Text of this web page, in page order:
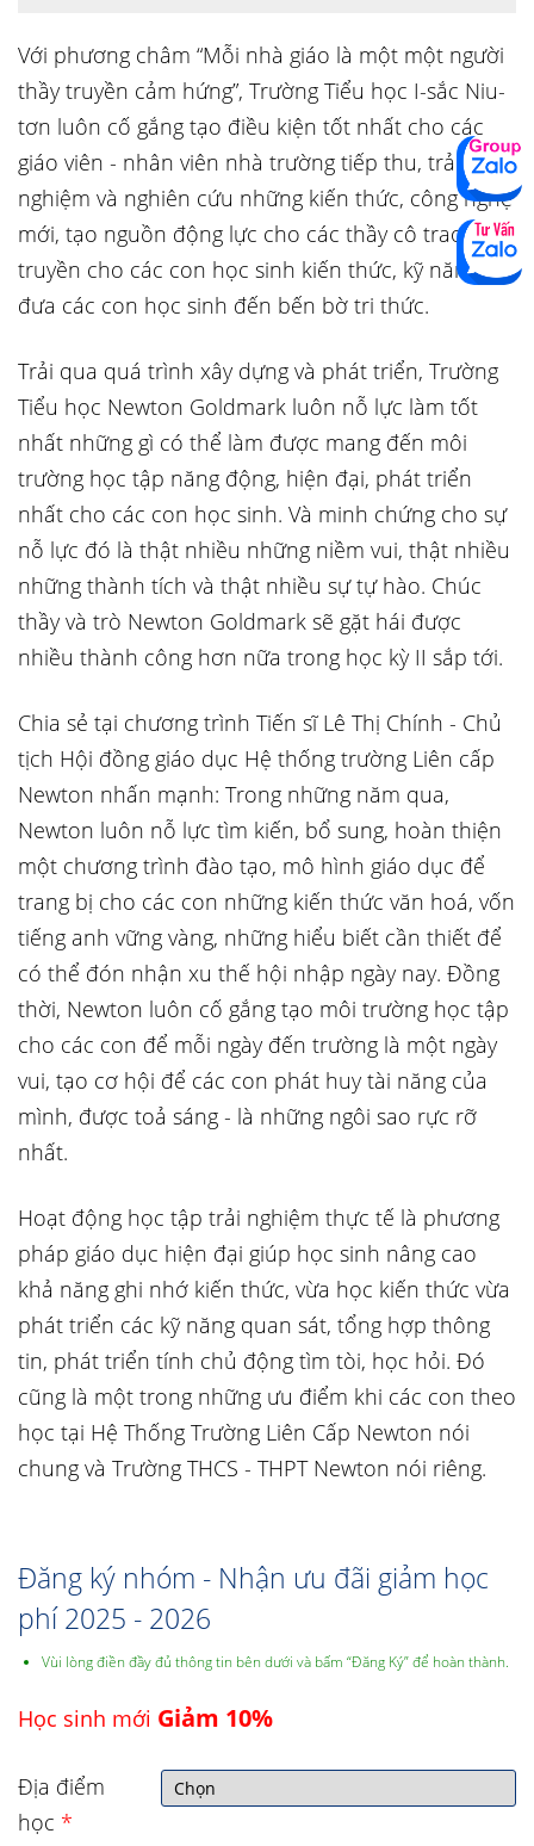
Với phương châm “Mỗi nhà giáo là một một người
thầy truyền cảm hứng”, Trường Tiểu học I-sắc Niu-
tơn luôn cố gắng tạo điều kiện tốt nhất cho các
giáo viên - nhân viên nhà trường tiếp thu, trải
nghiệm và nghiên cứu những kiến thức, công nghệ
mới, tạo nguồn động lực cho các thầy cô trao
truyền cho các con học sinh kiến thức, kỹ năng,
đưa các con học sinh đến bến bờ tri thức.
Trải qua quá trình xây dựng và phát triển, Trường
Tiểu học Newton Goldmark luôn nỗ lực làm tốt
nhất những gì có thể làm được mang đến môi
trường học tập năng động, hiện đại, phát triển
nhất cho các con học sinh. Và minh chứng cho sự
nỗ lực đó là thật nhiều những niềm vui, thật nhiều
những thành tích và thật nhiều sự tự hào. Chúc
thầy và trò Newton Goldmark sẽ gặt hái được
nhiều thành công hơn nữa trong học kỳ II sắp tới.
Chia sẻ tại chương trình Tiến sĩ Lê Thị Chính - Chủ
tịch Hội đồng giáo dục Hệ thống trường Liên cấp
Newton nhấn mạnh: Trong những năm qua,
Newton luôn nỗ lực tìm kiến, bổ sung, hoàn thiện
một chương trình đào tạo, mô hình giáo dục để
trang bị cho các con những kiến thức văn hoá, vốn
tiếng anh vững vàng, những hiểu biết cần thiết để
có thể đón nhận xu thế hội nhập ngày nay. Đồng
thời, Newton luôn cố gắng tạo môi trường học tập
cho các con để mỗi ngày đến trường là một ngày
vui, tạo cơ hội để các con phát huy tài năng của
mình, được toả sáng - là những ngôi sao rực rỡ
nhất.
Hoạt động học tập trải nghiệm thực tế là phương
pháp giáo dục hiện đại giúp học sinh nâng cao
khả năng ghi nhớ kiến thức, vừa học kiến thức vừa
phát triển các kỹ năng quan sát, tổng hợp thông
tin, phát triển tính chủ động tìm tòi, học hỏi. Đó
cũng là một trong những ưu điểm khi các con theo
học tại Hệ Thống Trường Liên Cấp Newton nói
chung và Trường THCS - THPT Newton nói riêng.
Đăng ký nhóm - Nhận ưu đãi giảm học
phí 2025 - 2026
Vùi lòng điền đầy đủ thông tin bên dưới và bấm “Đăng Ký” để hoàn thành.
Học sinh mới Giảm 10%
Địa điểm
học *